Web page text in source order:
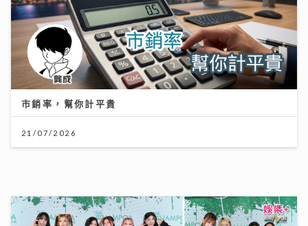
21/07/2026
世界盃決賽｜Honey Punch x N5自帶睇波「女團法
則」 邊隊咁有眼光All-in西班牙？